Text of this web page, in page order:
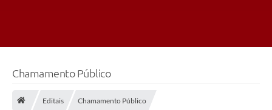
Chamamento Público
Editais Chamamento Público